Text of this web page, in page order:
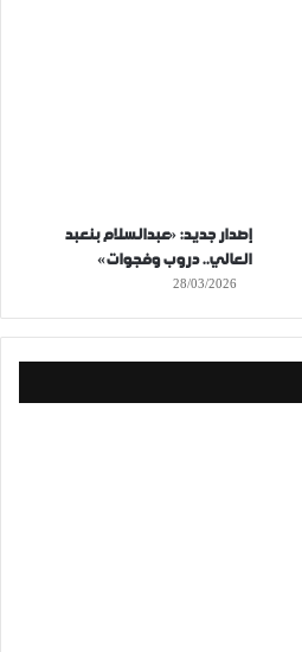
إصدار جديد: «عبدالسلام بنعبد
العالي.. دروب وفجوات»
28/03/2026